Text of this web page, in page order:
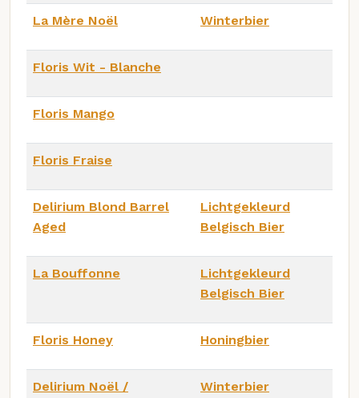
La Mère Noël Winterbier
Floris Wit - Blanche
Floris Mango
Floris Fraise
Delirium Blond Barrel
Aged
Lichtgekleurd
Belgisch Bier
La Bouffonne
Lichtgekleurd
Belgisch Bier
Floris Honey Honingbier
Delirium Noël /
Winterbier